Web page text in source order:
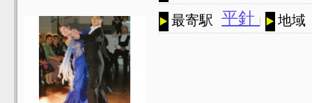
最寄駅 平針 地域